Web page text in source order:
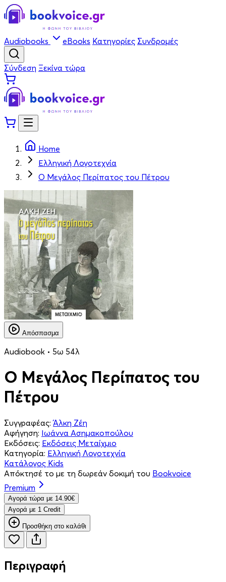
Audiobooks eBooks Κατηγορίες Συνδρομές
Σύνδεση Ξεκίνα τώρα
Home
Ελληνική Λογοτεχνία
Ο Μεγάλος Περίπατος του Πέτρου
Απόσπασμα
Audiobook • 5ω 54λ
Ο Μεγάλος Περίπατος του
Πέτρου
Συγγραφέας: Άλκη Ζέη
Αφήγηση: Ιωάννα Ασημακοπούλου
Εκδόσεις: Εκδόσεις Μεταίχμιο
Κατηγορία: Ελληνική Λογοτεχνία
Κατάλογος Kids
Απόκτησέ το με τη δωρεάν δοκιμή του Bookvoice
Premium
Aγορά τώρα με 14.90€
Aγορά με 1 Credit
Προσθήκη στο καλάθι
Περιγραφή